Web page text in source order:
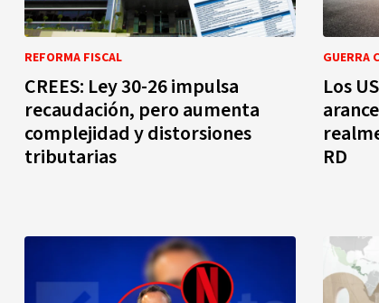
REFORMA FISCAL
CREES: Ley 30-26 impulsa
recaudación, pero aumenta
complejidad y distorsiones
tributarias
GUERRA
Los
RD